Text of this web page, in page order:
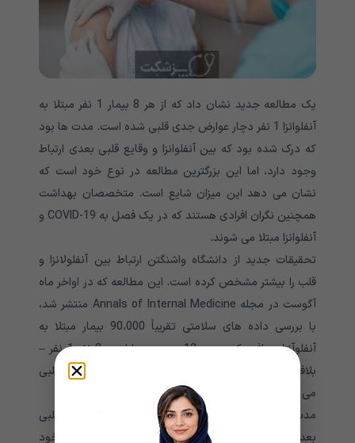
یک مطالعه جدید نشان داد که از هر 8 بیمار 1 نفر مبتلا به
آنفلوانزا 1 نفر دچار عوارض جدی قلبی شده است. مدت ها بود
که درک شده بود که بین آنفلوانزا و وقایع قلبی بعدی ارتباط
وجود دارد، اما این بزرگترین مطالعه در نوع خود است که
نشان می دهد این میزان شایع است. متخصصان بهداشت
همچنین نگران افرادی هستند که در یک فصل به COVID-19 و
آنفلوانزا مبتلا می شوند.
تحقیقات جدید از دانشگاه واشنگتن ارتباط بین آنفلولانزا و
قلب را بیشتر مشخص کرده است. این مطالعه که در اواخر ماه
آگوست در مجله Annals of Internal Medicine منتشر شد،
با بررسی داده های سلامتی تقریباً 90،000 بیمار مبتلا به
آنفلوآنزا دریافت که حدود 12 درصد – یا از هر 8 نفر 1 نفر –
بلافاصله پس از تشخیص آنفلوانزا، دچار عوارض جدی قلبی
می شوند.
مدت ها بود که درک شده بود که بین آنفلوانزا و وقایع قلبی
بعدی ارتباط وجود دارد، اما این بزرگترین مطالعه در نوع خود